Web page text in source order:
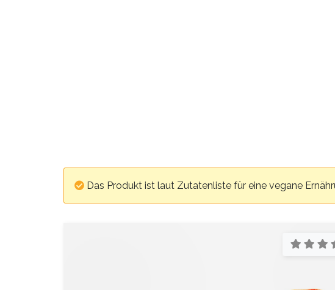
Das Produkt ist laut Zutatenliste für eine vegane